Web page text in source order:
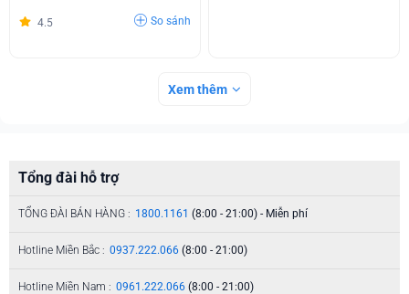
4.5 So sánh
Xem thêm
Tổng đài hỗ trợ
TỔNG ĐÀI BÁN HÀNG : 1800.1161 (8:00 - 21:00) - Miễn phí
Hotline Miền Bắc : 0937.222.066 (8:00 - 21:00)
Hotline Miền Nam : 0961.222.066 (8:00 - 21:00)